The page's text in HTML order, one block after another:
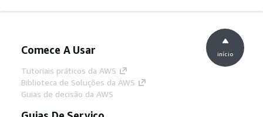
Comece A Usar
Tutoriais práticos da AWS
Biblioteca de Soluções da AWS
Guias de decisão da AWS
início